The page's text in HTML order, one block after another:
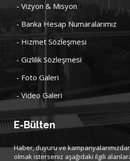
- Vizyon & Misyon
- Banka Hesap Numaralarımız
- Hizmet Sözleşmesi
- Gizlilik Sözleşmesi
- Foto Galeri
- Video Galeri
E-Bülten
Haber, duyuru ve
olmak isterseniz aşağıdaki ilgili